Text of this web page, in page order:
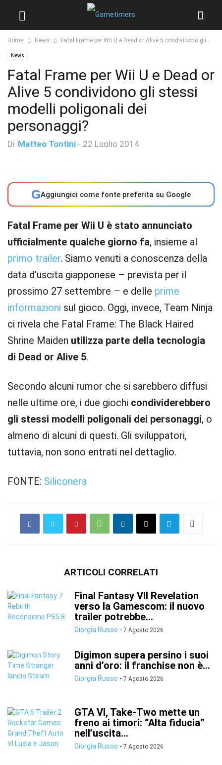
Home News Fatal Frame per Wii U e Dead or Alive 5 condividono gli...
News
Fatal Frame per Wii U e Dead or
Alive 5 condividono gli stessi
modelli poligonali dei
personaggi?
Di Matteo Tontini - 22 Luglio 2014
GAggiungici come fonte preferita su Google
Fatal Frame per Wii U è stato annunciato
ufficialmente qualche giorno fa, insieme al
primo trailer. Siamo venuti a conoscenza della
data d’uscita giapponese – prevista per il
prossimo 27 settembre – e delle prime
informazioni sul gioco. Oggi, invece, Team Ninja
ci rivela che Fatal Frame: The Black Haired
Shrine Maiden utilizza parte della tecnologia
di Dead or Alive 5.
Secondo alcuni rumor che si sarebbero diffusi
nelle ultime ore, i due giochi condividerebbero
gli stessi modelli poligonali dei personaggi, o
almeno di alcuni di questi. Gli sviluppatori,
tuttavia, non sono entrati nel dettaglio.
FONTE: Siliconera
ARTICOLI CORRELATI
Final Fantasy VII Revelation
verso la Gamescom: il nuovo
trailer potrebbe...
Giorgia Russo - 7 Agosto 2026
Digimon supera persino i suoi
anni d’oro: il franchise non è...
Giorgia Russo - 7 Agosto 2026
GTA VI, Take-Two mette un
freno ai timori: “Alta fiducia”
nell’uscita...
Giorgia Russo - 7 Agosto 2026